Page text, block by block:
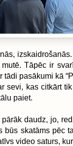
Tāpēc ir
pasākumi kā
sevi, kas citkārt
paiet.
daudz, jo,
būs skatāms pēc
video saturs,